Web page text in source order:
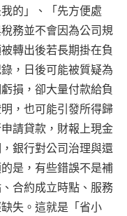
的」、「先方便處
務並不會因為公司規
轉出後若長期掛在負
，日後可能被質疑為
損，卻大量付款給負
，也可能引發所得歸
請貸款，財報上現金
銀行對公司治理與還
是，有些錯誤不是補
合約成立時點、服務
失。這就是「省小